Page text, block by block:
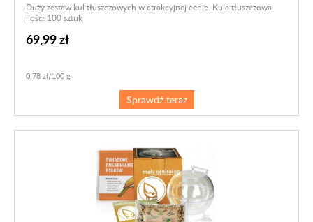
Duży zestaw kul tłuszczowych w atrakcyjnej cenie. Kula tłuszczowa
ilość: 100 sztuk
69,99 zł
0,78 zł/100 g
Sprawdź teraz